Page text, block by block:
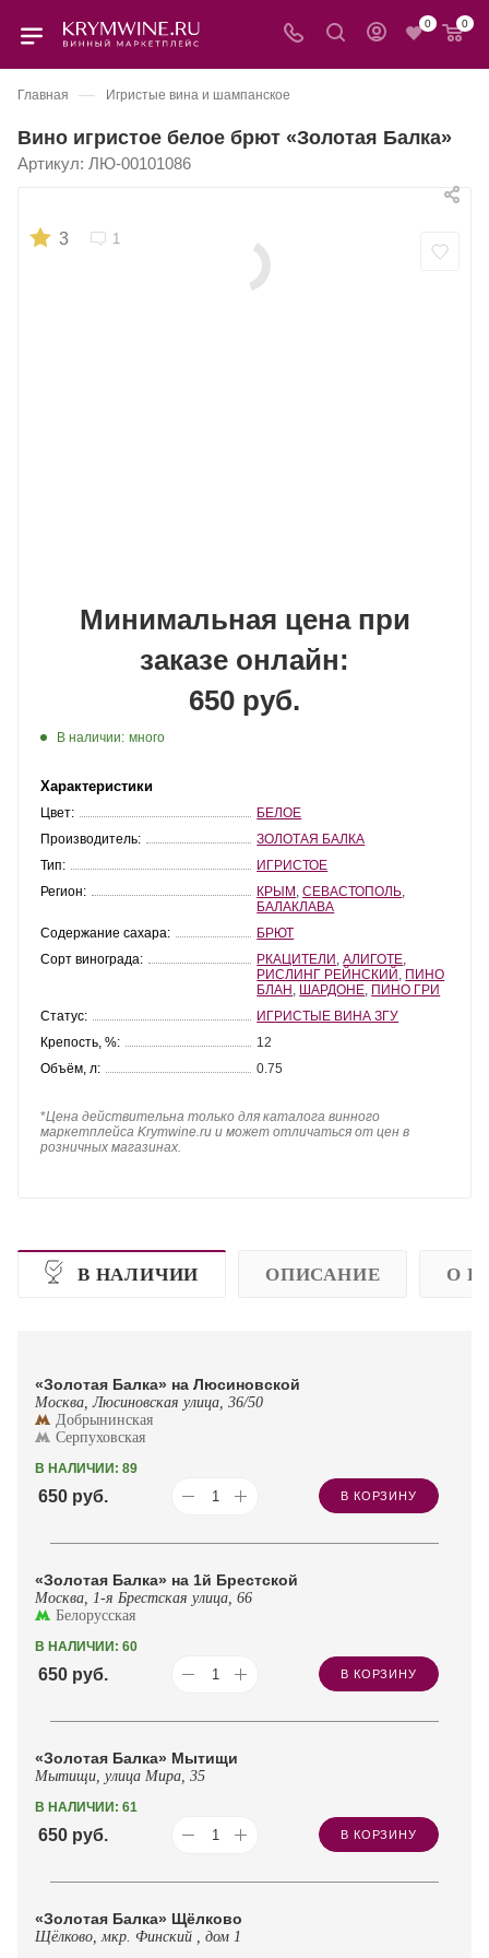
0 0
Главная — Игристые вина и шампанское
Вино игристое белое брют «Золотая Балка»
Артикул: ЛЮ-00101086
3 1
Минимальная цена при
заказе онлайн:
650 руб.
В наличии: много
Характеристики
Цвет:
БЕЛОЕ
Производитель:
ЗОЛОТАЯ БАЛКА
Тип:
ИГРИСТОЕ
Регион:
КРЫМ ,СЕВАСТОПОЛЬ
БАЛАКЛАВА
Содержание сахара:
БРЮТ
Сорт винограда:
РКАЦИТЕЛИ ,АЛИГОТЕ
РИСЛИНГ РЕЙНСКИЙ ПИНО
БЛАН ШАРДОНЕ ПИНО ГРИ
Статус:
ИГРИСТЫЕ ВИНА ЗГУ
Крепость, %:
12
Объём, л:
0.75
*Цена действительна только для каталога винного
маркетплейса Krymwine.ru и может отличаться от цен в
розничных магазинах.
В НАЛИЧИИ ОПИСАНИЕ О
«Золотая Балка» на Люсиновской
Москва, Люсиновская улица, 36/50
Добрынинская
Серпуховская
В НАЛИЧИИ: 89
650 руб. В КОРЗИНУ
«Золотая Балка» на 1й Брестской
Москва, 1-я Брестская улица, 66
Белорусская
В НАЛИЧИИ: 60
650 руб. В КОРЗИНУ
«Золотая Балка» Мытищи
Мытищи, улица Мира, 35
В НАЛИЧИИ: 61
650 руб. В КОРЗИНУ
«Золотая Балка» Щёлково
Щёлково, мкр. Финский , дом 1